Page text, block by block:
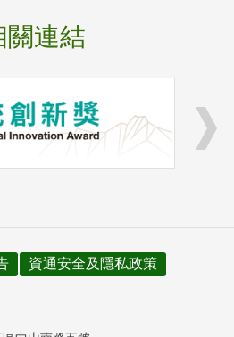
關連結
資通安全及隱私政策